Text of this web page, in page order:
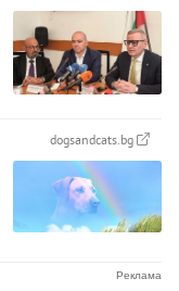
dogsandcats.bg